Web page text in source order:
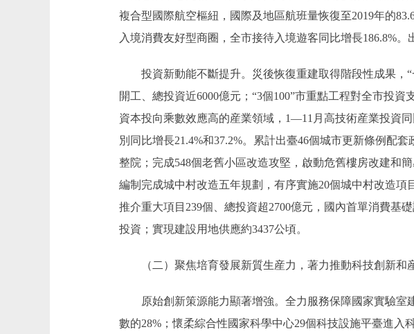
複合型國際航空樞紐，國際及地區航班量恢復至2019年的
入境消費友好型商圈，全市接待入境遊客同比增長186.8%
投資新動能不斷提升。災後恢復重建取得階段性成果，“
開工、總投資近6000億元；“3個100”市重點工程對全市投
資本投向乘數效應高的産業領域，1—11月高技術産業投資
別同比增長21.4%和37.2%。累計出臺46個城市更新條例配
整院；完成548個老舊小區改造攻堅，啟動危舊樓房改建和
編制完成城中村改造五年規劃，有序實施20個城中村改造
推介重大項目239個、總投資超2700億元，國內首單消費基
投資；實現建設用地供應約3437公頃。
（二）聚焦培育發展新質生産力，著力推動科技創新和
原始創新策源能力顯著增強。全力服務保障國家實驗室
數的28%；懷柔綜合性國家科學中心29個科技設施平臺進